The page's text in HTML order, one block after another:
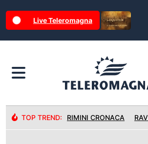
Live Teleromagna
TOP TREND: RIMINI CRONACA